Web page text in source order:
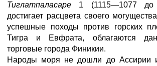
Тиглатпаласаре 1 (1115—1077 до
достигает расцвета своего
успешные походы против горских
Тигра и Евфрата, облагаются
торговые города Финикии.
Народы моря не дошли до Ассирии